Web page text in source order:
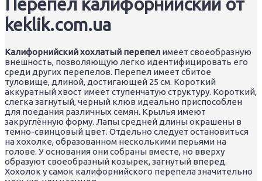
keklik.com.ua
Калифорнийский хохлатый перепел имеет своеобразную
внешность, позволяющую легко идентифицировать его
среди других перепелов. Перепел имеет сбитое
туловище, длиной, достигающей 25 см. Короткий
аккуратный хвост имеет ступенчатую структуру. Короткий,
слегка загнутый, черный клюв идеально приспособлен
для поедания различных семян. Крылья имеют
закруглённую форму. Лапы средней длины окрашены в
темно-свинцовый цвет. Отдельно следует остановиться
на хохолке, образованном несколькими перьями на
голове. У основания они собраны вместе, но вверху
образуют своеобразный козырек, загнутый вперед.
Хохолок у самок калифорнийского перепела значительно